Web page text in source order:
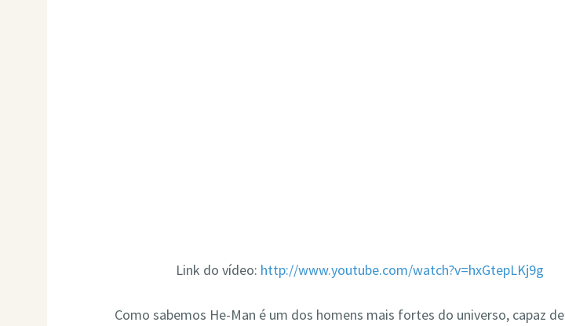
Link do vídeo: http://www.youtube.com/watch?v=hxGtepLKj9g
Como sabemos He-Man é um dos homens mais fortes do universo, capaz de